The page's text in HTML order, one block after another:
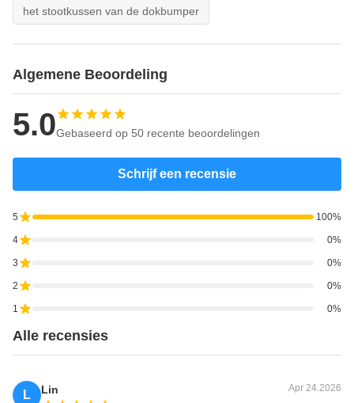
het stootkussen van de dokbumper
Algemene Beoordeling
5.0Gebaseerd op 50 recente beoordelingen
Schrijf een recensie
5 100%
4 0%
3 0%
2 0%
1 0%
Alle recensies
L Lin Apr 24.2026